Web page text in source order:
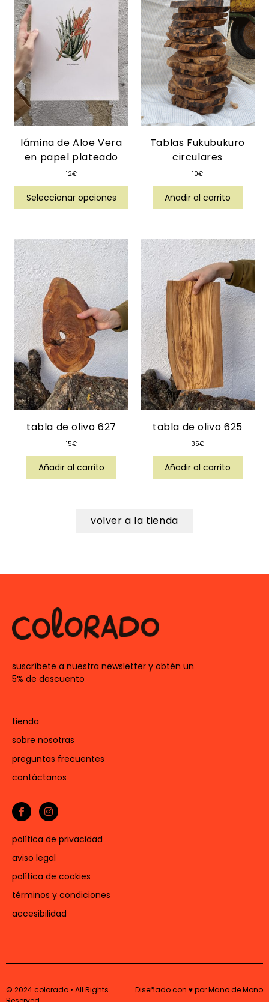
lámina de Aloe Vera
en papel plateado
12€
Seleccionar opciones
Tablas Fukubukuro
circulares
10€
Añadir al carrito
tabla de olivo 627
15€
Añadir al carrito
tabla de olivo 625
35€
Añadir al carrito
volver a la tienda
suscríbete a nuestra newsletter y obtén un
5% de descuento
tienda
sobre nosotras
preguntas frecuentes
contáctanos
política de privacidad
aviso legal
política de cookies
términos y condiciones
accesibilidad
© 2024 colorado • All Rights
Diseñado con ♥ por Mano de Mono